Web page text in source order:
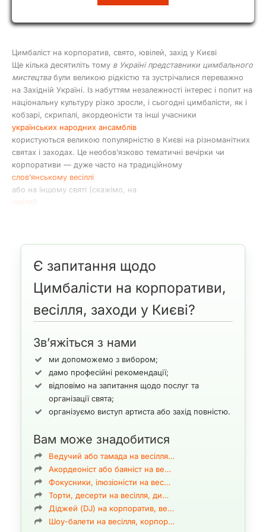
Цимбаліст на корпоратив, свято, ювілей, захід у Києві
Ще кілька десятиліть тому в Україні представники цимбального
мистецтвабули великою рідкістю та зустрічалися переважно
на Західній Україні. Із набуттям незалежності інтерес і попит на
національну культуру різко зросли, і сьогодні цимбалісти, як і
кобзарі, скрипалі, акордеоністи та інші учасники
українських народних ансамблів
користуються великою популярністю в Києві на різноманітних
святах і заходах. Це необов’язково тематичні вечірки чи
корпоративи — дуже часто на традиційному
слов’янському весіллі
або на іншому святі (скажімо, на
ювілеї
освітою.
У нас представлені цимбалісти Києва, що виступають на
філармонічних, муніципальних та державних концертних
Також до вашої уваги — виконавці, які обслуговують
народження, банкетні та бізнес-події.
Ви можете замовити цимбалістів, що виступають:
сольно: а-капела або під «мінус» (з
акомпанементом);
у дуеті, тріо чи більш розширеному складі;
чи змішаного типу.
У репертуарі музикантів — український народний
фольклор, класична музика, популярна естрада.
Кожна група цимбалістів має власну виконавську
специфіку.
Що таке цимбали?
Цимбали
— це музичний інструмент трапецієподібної форми
Є запитання щодо
Цимбалісти на корпоративи,
весілля, заходи у Києві?
Зв’яжіться з нами
ми допоможемо з вибором;
дамо професійні рекомендації;
відповімо на запитання щодо послуг та
організації свята;
організуємо виступ артиста або захід повністю.
Вам може знадобитися
Ведучий або тамада на весілля…
Акордеоніст або баяніст на ве…
Фокусники, ілюзіоністи на вес…
Торти, десерти на весілля, ди…
Діджей (DJ) на корпоратив, ве…
Шоу-балети на весілля, корпор…